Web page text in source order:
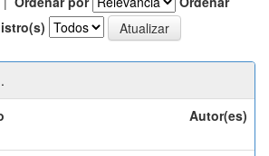
Autor(es)